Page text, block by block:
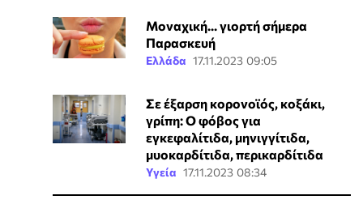
Μοναχική... γιορτή σήμερα
Παρασκευή
Ελλάδα 17.11.2023 09:05
Σε έξαρση κορονοϊός, κοξάκι,
γρίπη: Ο φόβος για
εγκεφαλίτιδα, μηνιγγίτιδα,
μυοκαρδίτιδα, περικαρδίτιδα
Υγεία 17.11.2023 08:34